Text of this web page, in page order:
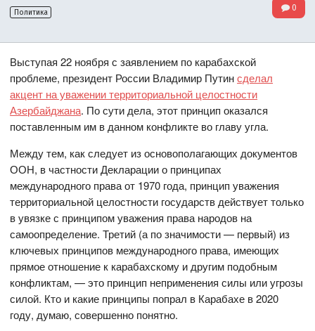
Политика 0
Выступая 22 ноября с заявлением по карабахской
проблеме, президент России Владимир Путинсделал
акцент на уважении территориальной целостности
Азербайджана. По сути дела, этот принцип оказался
поставленным им в данном конфликте во главу угла.
Между тем, как следует из основополагающих документов
ООН, в частности Декларации о принципах
международного права от 1970 года, принцип уважения
территориальной целостности государств действует только
в увязке с принципом уважения права народов на
самоопределение. Третий (а по значимости— первый) из
ключевых принципов международного права, имеющих
прямое отношение к карабахскому и другим подобным
конфликтам, — это принцип неприменения силы или угрозы
силой. Кто и какие принципы попрал в Карабахе в 2020
году, думаю, совершенно понятно.